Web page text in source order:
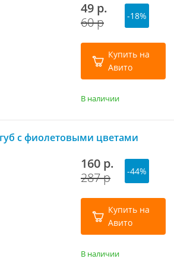
49 р.
60 р
-18%
Купить на
Авито
В наличии
с фиолетовыми цветами
160 р.
287 р
-44%
Купить на
Авито
В наличии